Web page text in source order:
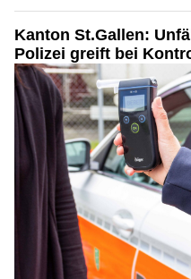
Kanton St.Gallen:
Polizei greift bei